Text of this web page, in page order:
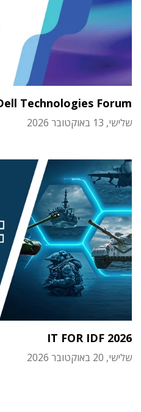
Technologies Forum
שלישי, 13 באוקטובר 2026
IT FOR IDF 2026
שלישי, 20 באוקטובר 2026